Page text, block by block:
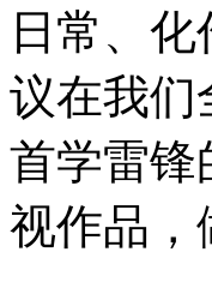
日常、
议在我们
首学雷锋
视作品，